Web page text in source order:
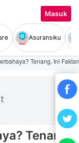
Masuk
Asuransiku
Tenang, Ini
Tenang,